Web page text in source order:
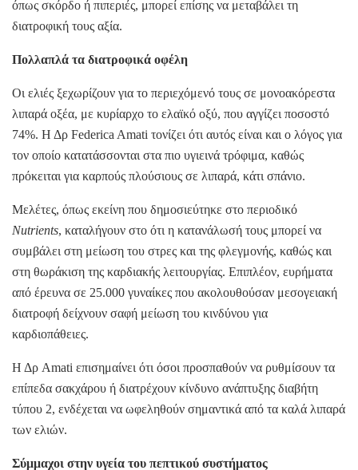
όπως σκόρδο ή πιπεριές, μπορεί επίσης να μεταβάλει τη
διατροφική τους αξία.
Πολλαπλά τα διατροφικά οφέλη
Οι ελιές ξεχωρίζουν για το περιεχόμενό τους σε μονοακόρεστα
λιπαρά οξέα, με κυρίαρχο το ελαϊκό οξύ, που αγγίζει ποσοστό
74%. Η Δρ Federica Amati τονίζει ότι αυτός είναι και ο λόγος για
τον οποίο κατατάσσονται στα πιο υγιεινά τρόφιμα, καθώς
πρόκειται για καρπούς πλούσιους σε λιπαρά, κάτι σπάνιο.
Μελέτες, όπως εκείνη που δημοσιεύτηκε στο περιοδικό
Nutrients, καταλήγουν στο ότι η κατανάλωσή τους μπορεί να
συμβάλει στη μείωση του στρες και της φλεγμονής, καθώς και
στη θωράκιση της καρδιακής λειτουργίας. Επιπλέον, ευρήματα
από έρευνα σε 25.000 γυναίκες που ακολουθούσαν μεσογειακή
διατροφή δείχνουν σαφή μείωση του κινδύνου για
καρδιοπάθειες.
Η Δρ Amati επισημαίνει ότι όσοι προσπαθούν να ρυθμίσουν τα
επίπεδα σακχάρου ή διατρέχουν κίνδυνο ανάπτυξης διαβήτη
τύπου 2, ενδέχεται να ωφεληθούν σημαντικά από τα καλά λιπαρά
των ελιών.
Σύμμαχοι στην υγεία του πεπτικού συστήματος